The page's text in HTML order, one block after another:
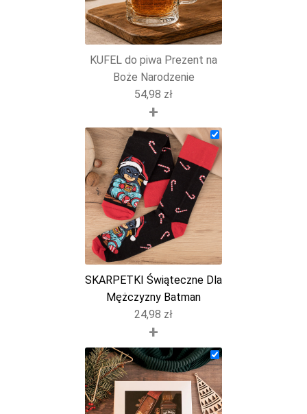
KUFEL do piwa Prezent na
Boże Narodzenie
54,98 zł
+
SKARPETKI Świąteczne Dla
Mężczyzny Batman
24,98 zł
+